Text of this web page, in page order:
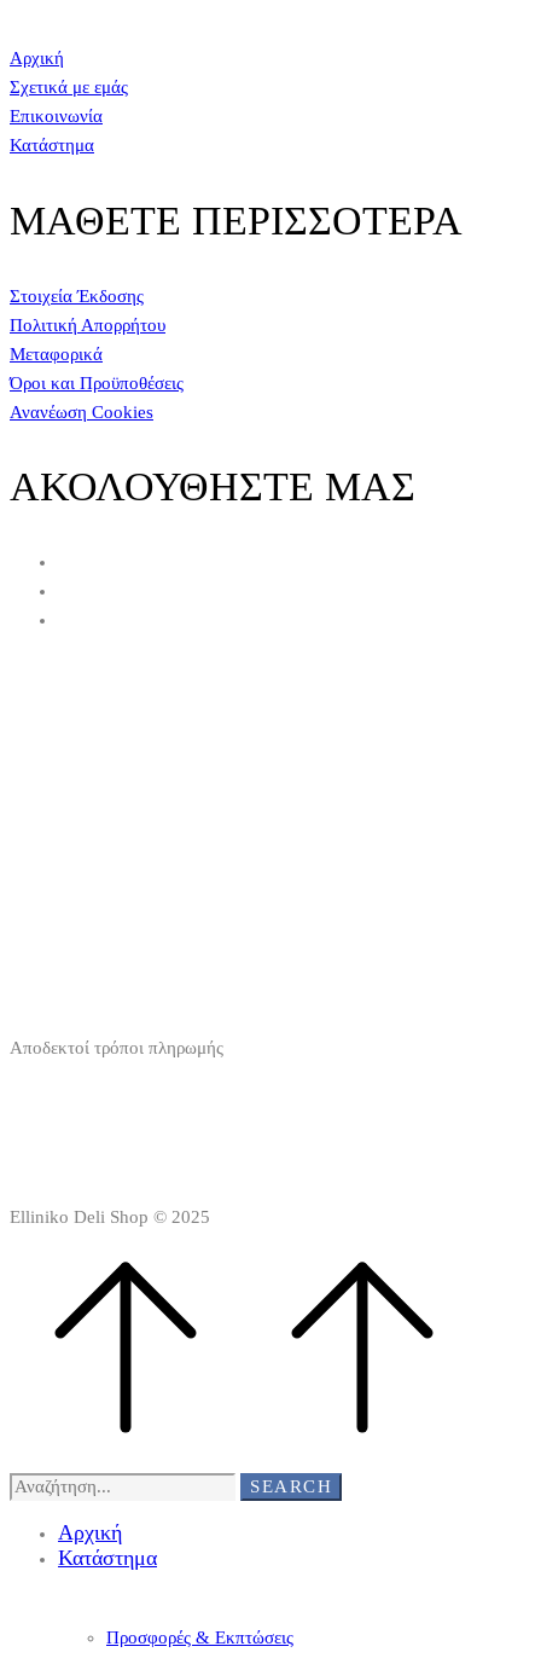
Αρχική
Σχετικά με εμάς
Επικοινωνία
Κατάστημα
ΜΑΘΕΤΕ ΠΕΡΙΣΣΟΤΕΡΑ
Στοιχεία Έκδοσης
Πολιτική Απορρήτου
Μεταφορικά
Όροι και Προϋποθέσεις
Ανανέωση Cookies
ΑΚΟΛΟΥΘΗΣΤΕ ΜΑΣ
Αποδεκτοί τρόποι πληρωμής
Elliniko Deli Shop © 2025
Search
SEARCH
Αρχική
Κατάστημα
Προσφορές & Εκπτώσεις